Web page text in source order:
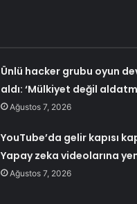
Ünlü hacker grubu oyun
aldı: ‘Mülkiyet değil
Ağustos 7, 2026
YouTube’da gelir kapısı
Yapay zeka videolarına
Ağustos 7, 2026